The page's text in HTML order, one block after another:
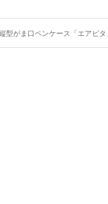
「エアピタ」からサンリオキャラクターのデザイン